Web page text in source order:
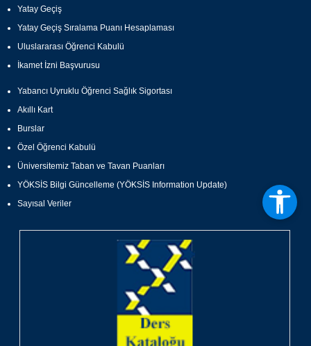
Yatay Geçiş
Yatay Geçiş Sıralama Puanı Hesaplaması
Uluslararası Öğrenci Kabulü
İkamet İzni Başvurusu
Yabancı Uyruklu Öğrenci Sağlık Sigortası
Akıllı Kart
Burslar
Özel Öğrenci Kabulü
Üniversitemiz Taban ve Tavan Puanları
YÖKSİS Bilgi Güncelleme (YÖKSİS Information Update)
Sayısal Veriler